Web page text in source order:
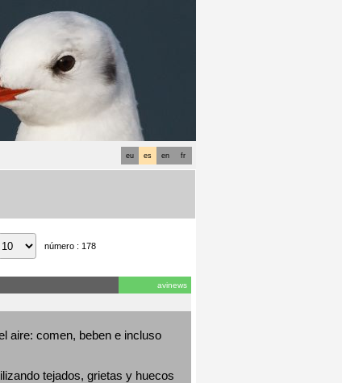
fr
en
es
eu
número : 178
avinews
aire: comen, beben e incluso
tejados, grietas y huecos